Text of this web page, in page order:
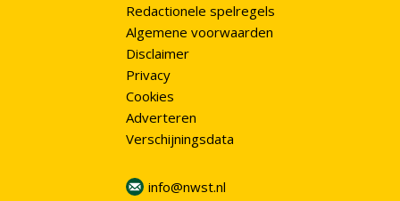
Redactionele spelregels
Algemene voorwaarden
Disclaimer
Privacy
Cookies
Adverteren
Verschijningsdata
info@nwst.nl